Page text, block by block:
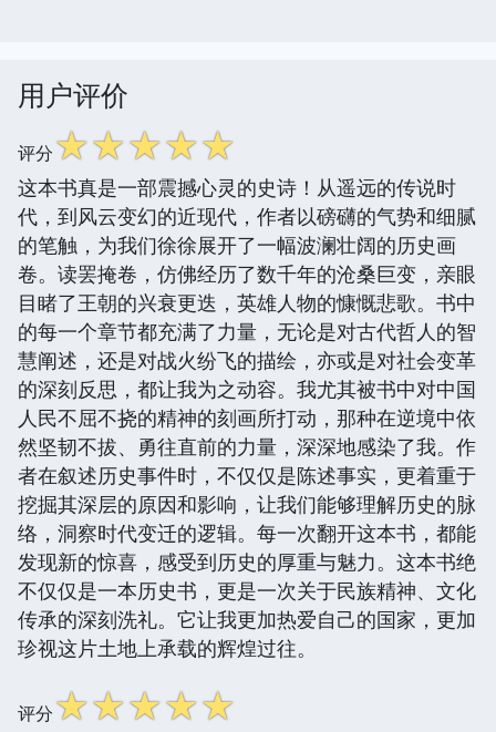
用户评价
评分☆☆☆☆☆
这本书真是一部震撼心灵的史诗！从遥远的传说时
代，到风云变幻的近现代，作者以磅礴的气势和细腻
的笔触，为我们徐徐展开了一幅波澜壮阔的历史画
卷。读罢掩卷，仿佛经历了数千年的沧桑巨变，亲眼
目睹了王朝的兴衰更迭，英雄人物的慷慨悲歌。书中
的每一个章节都充满了力量，无论是对古代哲人的智
慧阐述，还是对战火纷飞的描绘，亦或是对社会变革
的深刻反思，都让我为之动容。我尤其被书中对中国
人民不屈不挠的精神的刻画所打动，那种在逆境中依
然坚韧不拔、勇往直前的力量，深深地感染了我。作
者在叙述历史事件时，不仅仅是陈述事实，更着重于
挖掘其深层的原因和影响，让我们能够理解历史的脉
络，洞察时代变迁的逻辑。每一次翻开这本书，都能
发现新的惊喜，感受到历史的厚重与魅力。这本书绝
不仅仅是一本历史书，更是一次关于民族精神、文化
传承的深刻洗礼。它让我更加热爱自己的国家，更加
珍视这片土地上承载的辉煌过往。
评分☆☆☆☆☆